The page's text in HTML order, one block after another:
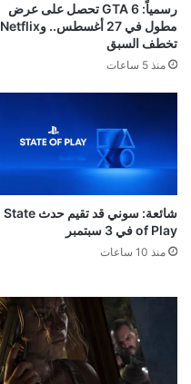
رسمياً: GTA 6 تحصل على عرض
مطول في 27 أغسطس.. وNetflix
تخطف السبق
منذ 5 ساعات
شائعة: سوني قد تقيم حدث State
of Play في 3 سبتمبر
منذ 10 ساعات